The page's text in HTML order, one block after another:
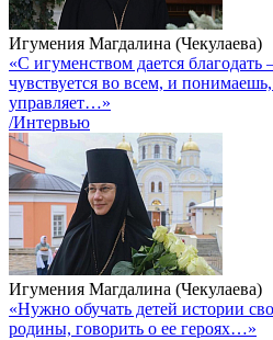
Игумения Магдалина (Чекулаева)
«С игуменством дается
чувствуется во всем, и
управляет…»
/Интервью
Игумения Магдалина (Чекулаева)
«Нужно обучать детей истории
родины, говорить о ее героях…»